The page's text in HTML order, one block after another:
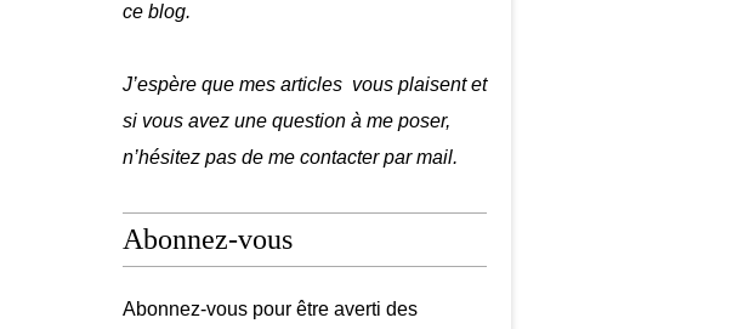
ce blog.
J’espère que mes articles vous plaisent et
si vous avez une question à me poser,
n’hésitez pas de me contacter par mail.
Abonnez-vous
Abonnez-vous pour être averti des